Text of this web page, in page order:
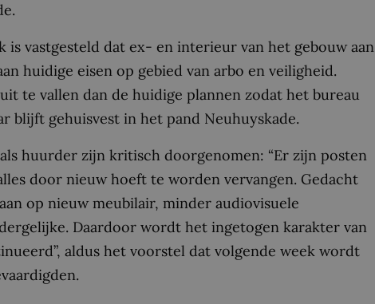
is vastgesteld dat ex- en interieur van het gebouw aan
huidige eisen op gebied van arbo en veiligheid.
te vallen dan de huidige plannen zodat het bureau
blijft gehuisvest in het pand Neuhuyskade.
huurder zijn kritisch doorgenomen: “Er zijn posten
door nieuw hoeft te worden vervangen. Gedacht
op nieuw meubilair, minder audiovisuele
Daardoor wordt het ingetogen karakter van
aldus het voorstel dat volgende week wordt